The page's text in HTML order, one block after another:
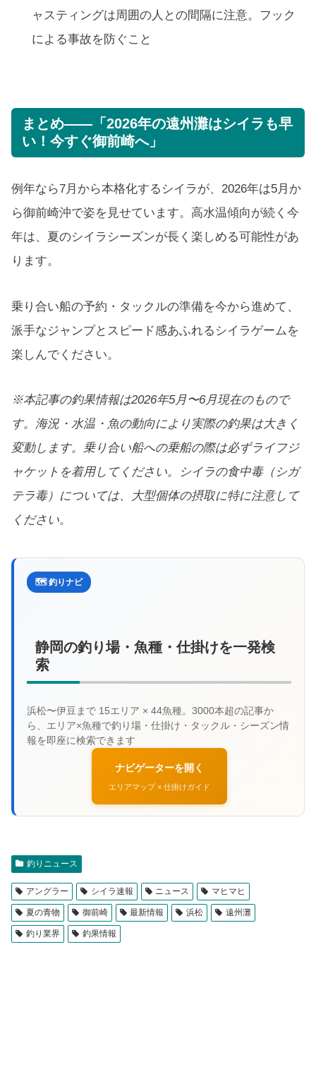
ャスティングは周囲の人との間隔に注意。フック
による事故を防ぐこと
まとめ——「2026年の遠州灘はシイラも早
い！今すぐ御前崎へ」
例年なら7月から本格化するシイラが、2026年は5月か
ら御前崎沖で姿を見せています。高水温傾向が続く今
年は、夏のシイラシーズンが長く楽しめる可能性があ
ります。
乗り合い船の予約・タックルの準備を今から進めて、
派手なジャンプとスピード感あふれるシイラゲームを
楽しんでください。
※本記事の釣果情報は2026年5月〜6月現在のもので
す。海況・水温・魚の動向により実際の釣果は大きく
変動します。乗り合い船への乗船の際は必ずライフジ
ャケットを着用してください。シイラの食中毒（シガ
テラ毒）については、大型個体の摂取に特に注意して
ください。
🗺️ 釣りナビ
静岡の釣り場・魚種・仕掛けを一発検
索
ナビゲーターを開く
エリアマップ × 仕掛けガイド
釣りニュース
アングラー シイラ速報 ニュース マヒマヒ
夏の青物 御前崎 最新情報 浜松 遠州灘
釣り業界 釣果情報